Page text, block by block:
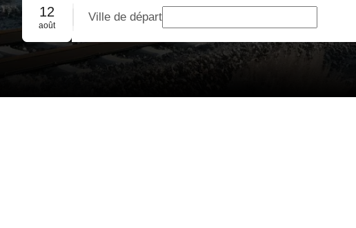
Réservation de groupe
12
août
Ville de départ